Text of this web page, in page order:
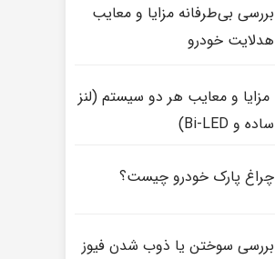
بررسی بی‌طرفانه مزایا و معایب
هدلایت خودرو
مزایا و معایب هر دو سیستم (لنز
ساده و Bi-LED)
چراغ پارک خودرو چیست؟
بررسی سوختن یا ذوب شدن فیوز